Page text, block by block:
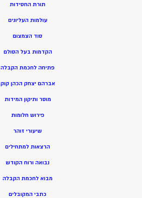
תורת החסידות
עולמות העליונים
סוד הצמצום
הקדמות בעל הסולם
פתיחה לחכמת הקבלה
אברהם יצחק הכהן קוק
מוסר ותיקון המידות
פירוש חלומות
שיעורי זוהר
הרצאות למתחילים
נבואה ורוח הקודש
מבוא לחכמת הקבלה
כתבי המקובלים